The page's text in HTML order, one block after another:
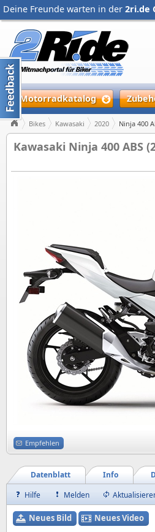
Deine Freunde warten in der 2ri.de
Motorradkatalog
Bikes Kawasaki 2020 Ninja 400
Kawasaki Ninja 400 ABS
Empfehlen
Info
Datenblatt
Hilfe
Melden
Neues Bild Neues Video